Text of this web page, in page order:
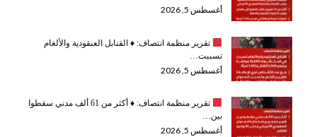
أغسطس 5, 2026
تقرير منظمة انتصاف: ♦️القنابل العنقودية والألغام
تسببت…
أغسطس 5, 2026
تقرير منظمة انتصاف: ♦️
أكثر من 61 ألف مدني سقطوا
بين…
أغسطس 5, 2026